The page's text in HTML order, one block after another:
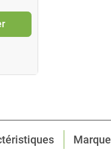
Marque